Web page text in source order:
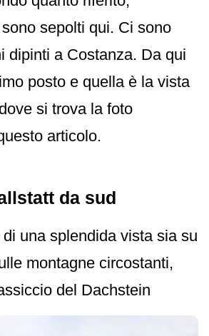
sepolti qui. Ci sono
dipinti a Costanza. Da qui
posto e quella è la vista
si trova la foto
articolo.
da sud
una splendida vista sia su
montagne circostanti,
del Dachstein